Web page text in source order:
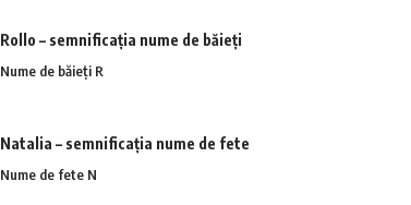
Rollo – semnificația nume de băieți
Nume de băieți R
Natalia – semnificația nume de fete
Nume de fete N